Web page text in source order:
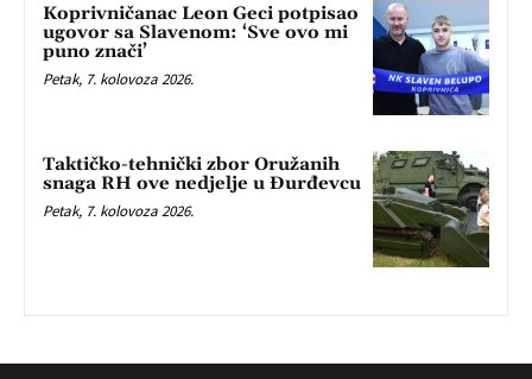
Koprivničanac Leon Geci potpisao
ugovor sa Slavenom: ‘Sve ovo mi
puno znači’
Petak, 7. kolovoza 2026.
Taktičko-tehnički zbor Oružanih
snaga RH ove nedjelje u Đurđevcu
Petak, 7. kolovoza 2026.